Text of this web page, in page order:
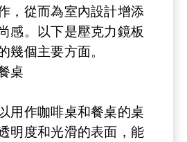
，從而為室內設計增添
感。以下是壓克力鏡板
幾個主要方面。
桌
用作咖啡桌和餐桌的桌
明度和光滑的表面，能